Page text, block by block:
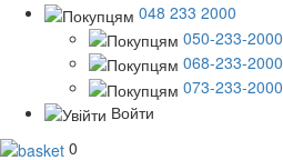
048 233 2000
050-233-2000
068-233-2000
073-233-2000
Войти
0